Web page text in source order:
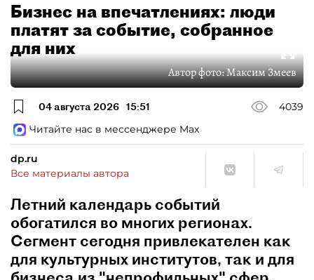
Бизнес на впечатлениях: люди
платят за событие, собранное
для них
Автор фото:Максим Змеев
04 августа 2026 15:51
4039
Читайте нас в мессенджере Max
dp.ru
Все материалы автора
Летний календарь событий
обогатился во многих регионах.
Сегмент сегодня привлекателен как
для культурных институтов, так и для